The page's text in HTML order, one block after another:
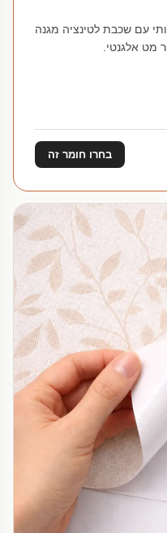
עם שכבת לטינציה מגנה
מט אלגנטי.
בחרו חומר זה